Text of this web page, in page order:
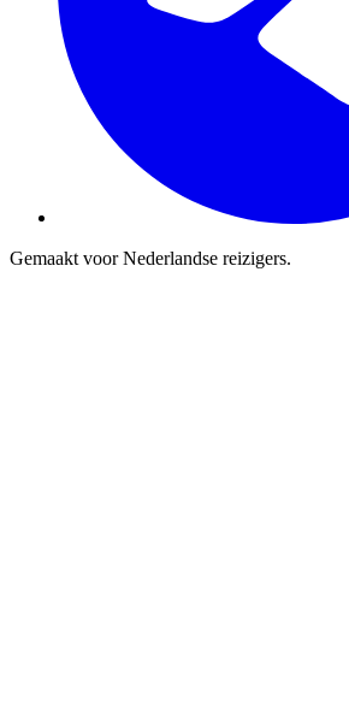
Gemaakt voor Nederlandse reizigers.